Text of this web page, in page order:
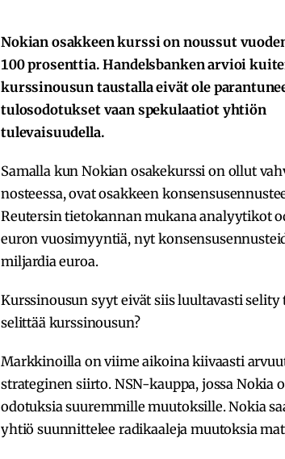
Nokian osakkeen kurssi on noussut
100 prosenttia. Handelsbanken arvioi
kurssinousun taustalla eivät ole
tulosodotukset vaan spekulaatiot yhtiön
tulevaisuudella.
Samalla kun Nokian osakekurssi on ollut
nosteessa, ovat osakkeen
Reutersin tietokannan mukana analyytikot
euron vuosimyyntiä, nyt
miljardia euroa.
Kurssinousun syyt eivät siis luultavasti
selittää kurssinousun?
Markkinoilla on viime aikoina kiivaasti
strateginen siirto. NSN-kauppa, jossa Nokia
odotuksia suuremmille muutoksille. Nokia
yhtiö suunnittelee radikaaleja muutoksia